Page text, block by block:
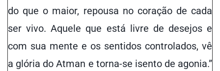
do que o maior, repousa no coração de cada
ser vivo. Aquele que está livre de desejos e
com sua mente e os sentidos controlados, vê
a glória do Atman e torna-se isento de agonia.”